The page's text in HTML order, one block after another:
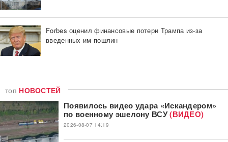
Forbes оценил финансовые потери Трампа из-за
введенных им пошлин
топ НОВОСТЕЙ
Появилось видео удара «Искандером»
по военному эшелону ВСУ(ВИДЕО)
2026-08-07 14:19